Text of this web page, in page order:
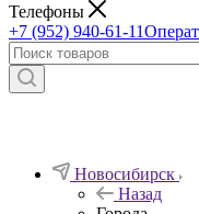
Телефоны
+7 (952) 940-61-11
Новосибирск
Назад